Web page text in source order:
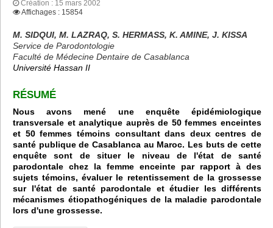
Création : 15 mars 2002
Affichages : 15854
M. SIDQUI, M. LAZRAQ, S. HERMASS, K. AMINE, J. KISSA
Service de Parodontologie
Faculté de Médecine Dentaire de Casablanca
Université Hassan II
RÉSUMÉ
Nous avons mené une enquête épidémiologique
transversale et analytique auprès de 50 femmes enceintes
et 50 femmes témoins consultant dans deux centres de
santé publique de Casablanca au Maroc. Les buts de cette
enquête sont de situer le niveau de l'état de santé
parodontale chez la femme enceinte par rapport à des
sujets témoins, évaluer le retentissement de la grossesse
sur l'état de santé parodontale et étudier les différents
mécanismes étiopathogéniques de la maladie parodontale
lors d'une grossesse.